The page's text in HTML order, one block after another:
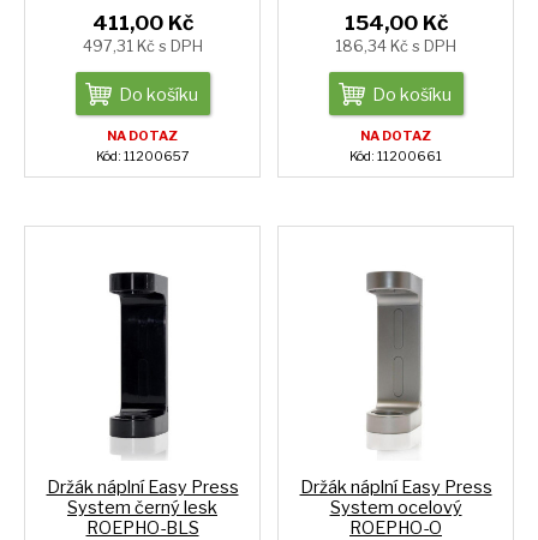
411,00 Kč
497,31 Kč s DPH
Do košíku
NA DOTAZ
Kód: 11200657
154,00 Kč
186,34 Kč s DPH
Do košíku
NA DOTAZ
Kód: 11200661
Držák náplní Easy Press
System černý lesk
ROEPHO-BLS
Držák náplní Easy Press
System ocelový
ROEPHO-O